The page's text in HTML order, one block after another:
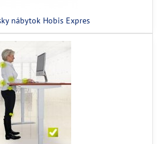
nábytok Hobis Expres